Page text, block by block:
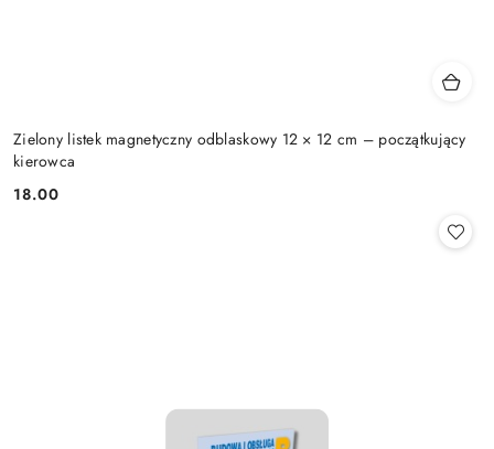
Zielony listek magnetyczny odblaskowy 12 × 12 cm – początkujący
kierowca
Cena:
18.00